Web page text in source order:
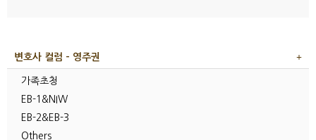
변호사 컬럼 - 영주권
가족초청
EB-1&NIW
EB-2&EB-3
Others